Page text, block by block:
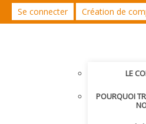
Se connecter Création de
LE
POURQUOI